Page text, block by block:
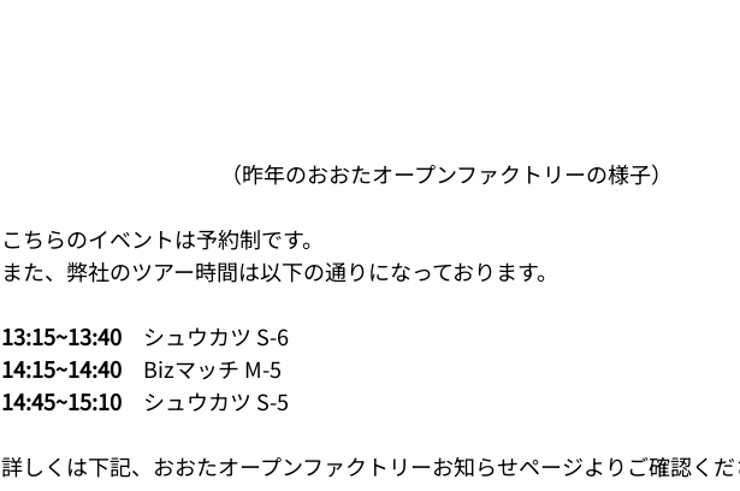
（昨年のおおたオープンファクトリーの様子）
こちらのイベントは予約制です。
また、弊社のツアー時間は以下の通りになっております。
13:15~13:40 シュウカツ S-6
14:15~14:40 Bizマッチ M-5
14:45~15:10 シュウカツ S-5
詳しくは下記、おおたオープンファクトリーお知らせページよりご確認く